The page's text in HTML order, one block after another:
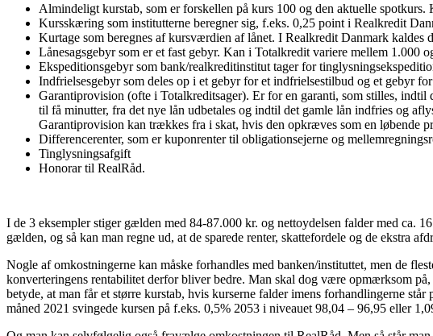
Almindeligt kurstab, som er forskellen på kurs 100 og den aktuelle
Kursskæring som institutterne beregner sig, f.eks. 0,25 point i Realkredit
Kurtage som beregnes af kursværdien af lånet. I Realkredit Danmark kaldes
Lånesagsgebyr som er et fast gebyr. Kan i Totalkredit variere mellem 1.000
Ekspeditionsgebyr som bank/realkreditinstitut tager for
Indfrielsesgebyr som deles op i et gebyr for et indfrielsestilbud og et gebyr
Garantiprovision (ofte i Totalkreditsager). Er for en garanti, som stilles,
til få minutter, fra det nye lån udbetales og indtil det gamle lån indfries og
Garantiprovision kan trækkes fra i skat, hvis den opkræves som en løbende
Differencerenter, som er kuponrenter til obligationsejerne og
Tinglysningsafgift
Honorar til RealRåd.
I de 3 eksempler stiger gælden med 84-87.000 kr. og nettoydelsen falder med ca.
gælden, og så kan man regne ud, at de sparede renter, skattefordele og de ekstra
Nogle af omkostningerne kan måske forhandles med banken/instituttet, men de
konverteringens rentabilitet derfor bliver bedre. Man skal dog være opmærksom
betyde, at man får et større kurstab, hvis kurserne falder imens forhandlingerne
måned 2021 svingede kursen på f.eks. 0,5% 2053 i niveauet 98,04 – 96,95 eller